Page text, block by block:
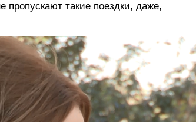
пропускают такие поездки, даже,